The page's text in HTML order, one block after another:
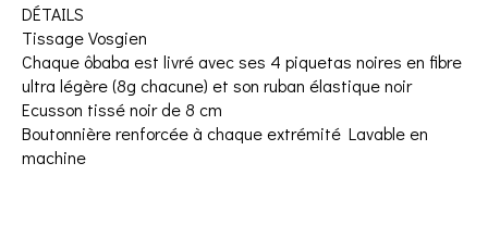
DÉTAILS
Tissage Vosgien
Chaque ôbaba est livré avec ses 4 piquetas noires en fibre
ultra légère (8g chacune) et son ruban élastique noir
Ecusson tissé noir de 8 cm
Boutonnière renforcée à chaque extrémité Lavable en
machine